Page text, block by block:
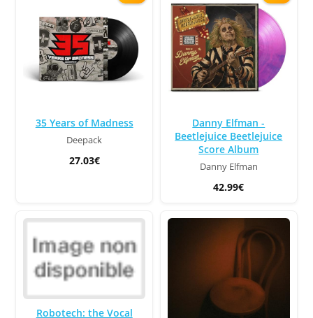
35 Years of Madness
Deepack
27.03€
Danny Elfman -
Beetlejuice Beetlejuice
Score Album
Danny Elfman
42.99€
Robotech: the Vocal